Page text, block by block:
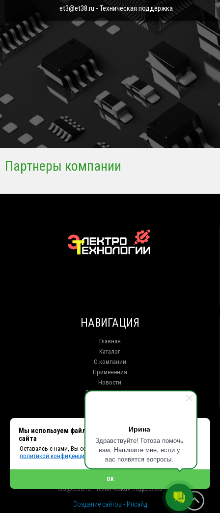
Ирина
Здравствуйте! Готова помочь
вам. Напишите мне, если у
вас появятся вопросы.
et3@et38.ru - Техническая поддержка
Партнеры компании
НАВИГАЦИЯ
Главная
Каталог
О компании
Применения
Новости
Доставка и оплата
г. Иркутск ул. Клары Цеткин, 16, офис 15
+7 (914) 010-76-83, 8 (3952) 93-27-93 - Отдел продаж
+7 (950) 075-85-99 - Техническая поддержка
info@et38.ru - Общая почта
et2@et38.ru - Отдел продаж
et3@et38.ru - Техническая поддержка
Создание сайтов - Инсайд
Мы используем файлы cookie, чтобы улучшить работу
сайта
Оставаясь с нами, Вы соглашаетесь с использованием cookies и
политикой конфиденциальности.
OK